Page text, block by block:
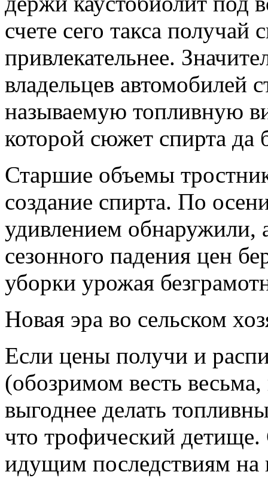
счете сего такса получай
привлекательнее.
владельцев автомобилей
называемую топливную
которой сюжет спирта
Старшие объемы
создание спирта. По
удивлением
сезонного падения цен
уборки урожая
Новая эра во сельском
Если цены получи и
(обозримом весть весьма,
выгоднее делать
что трофический детище.
идущим последствиям на